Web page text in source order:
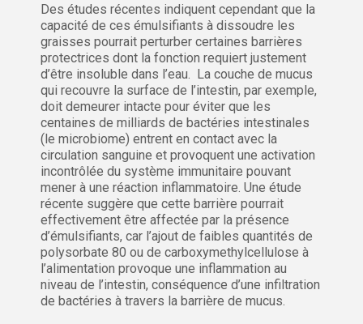
Des études récentes indiquent cependant que la
capacité de ces émulsifiants à dissoudre les
graisses pourrait perturber certaines barrières
protectrices dont la fonction requiert justement
d’être insoluble dans l’eau. La couche de mucus
qui recouvre la surface de l’intestin, par exemple,
doit demeurer intacte pour éviter que les
centaines de milliards de bactéries intestinales
(le microbiome) entrent en contact avec la
circulation sanguine et provoquent une activation
incontrôlée du système immunitaire pouvant
mener à une réaction inflammatoire. Une étude
récente suggère que cette barrière pourrait
effectivement être affectée par la présence
d’émulsifiants, car l’ajout de faibles quantités de
polysorbate 80 ou de carboxymethylcellulose à
l’alimentation provoque une inflammation au
niveau de l’intestin, conséquence d’une infiltration
de bactéries à travers la barrière de mucus.